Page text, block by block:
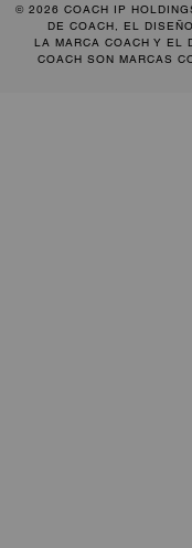
© 2026 COACH IP
DE COACH, EL
LA MARCA COACH Y EL
COACH SON MARCAS